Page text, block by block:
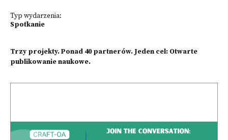
Typ wydarzenia:
Spotkanie
Trzy projekty. Ponad 40 partnerów. Jeden cel: Otwarte
publikowanie naukowe.